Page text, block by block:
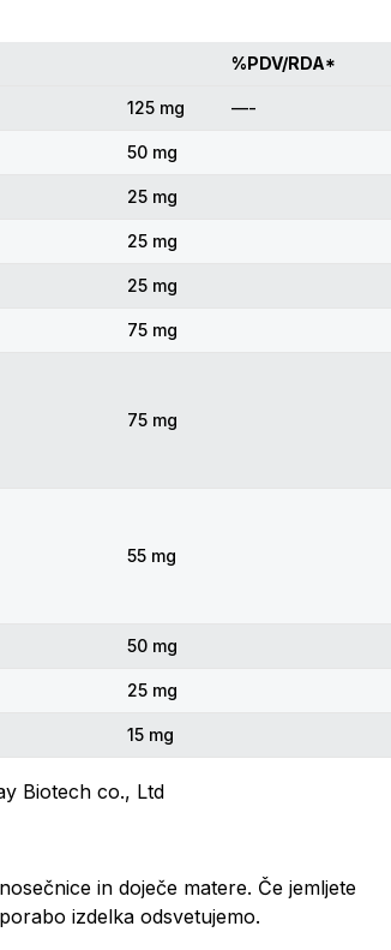
%PDV/RDA*
125 mg —-
50 mg
25 mg
25 mg
25 mg
75 mg
75 mg
55 mg
50 mg
25 mg
15 mg
Biotech co., Ltd
in doječe matere. Če jemljete
izdelka odsvetujemo.